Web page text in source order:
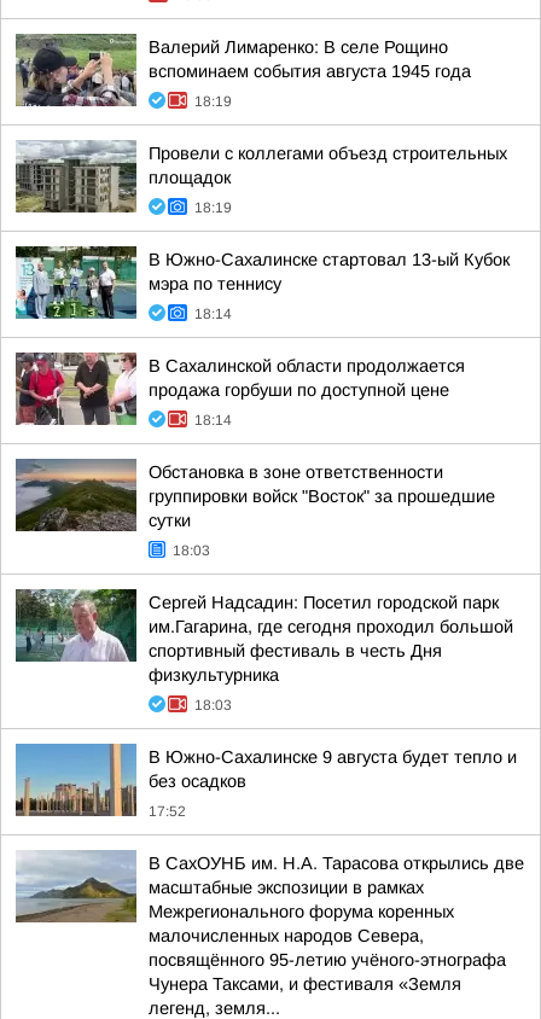
Валерий Лимаренко: В селе Рощино
вспоминаем события августа 1945 года
18:19
Провели с коллегами объезд строительных
площадок
18:19
В Южно-Сахалинске стартовал 13-ый Кубок
мэра по теннису
18:14
В Сахалинской области продолжается
продажа горбуши по доступной цене
18:14
Обстановка в зоне ответственности
группировки войск "Восток" за прошедшие
сутки
18:03
Сергей Надсадин: Посетил городской парк
им.Гагарина, где сегодня проходил большой
спортивный фестиваль в честь Дня
физкультурника
18:03
В Южно-Сахалинске 9 августа будет тепло и
без осадков
17:52
В СахОУНБ им. Н.А. Тарасова открылись две
масштабные экспозиции в рамках
Межрегионального форума коренных
малочисленных народов Севера,
посвящённого 95-летию учёного-этнографа
Чунера Таксами, и фестиваля «Земля
легенд, земля...